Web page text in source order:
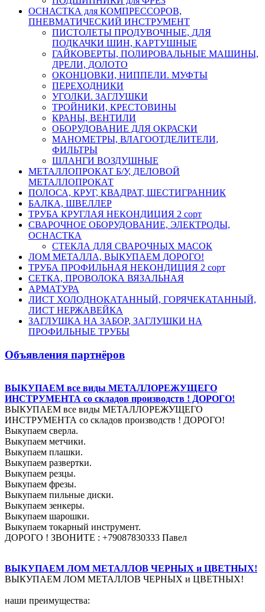
ОСНАСТКА для КОМПРЕССОРОВ,
ПНЕВМАТИЧЕСКИЙ ИНСТРУМЕНТ
ПИСТОЛЕТЫ ПРОДУВОЧНЫЕ, ДЛЯ
ПОДКАЧКИ ШИН, КАРТУШНЫЕ
ГАЙКОВЕРТЫ, ПОЛИРОВАЛЬНЫЕ МАШИНЫ,
ДРЕЛИ, ДОЛОТО
ОКОНЦОВКИ, НИППЕЛИ. МУФТЫ
ПЕРЕХОДНИКИ
УГОЛКИ. ЗАГЛУШКИ
ТРОЙНИКИ, КРЕСТОВИНЫ
КРАНЫ, ВЕНТИЛИ
ОБОРУДОВАНИЕ ДЛЯ ОКРАСКИ
МАНОМЕТРЫ, ВЛАГООТДЕЛИТЕЛИ,
ФИЛЬТРЫ
ШЛАНГИ ВОЗДУШНЫЕ
МЕТАЛЛОПРОКАТ Б/У, ДЕЛОВОЙ
МЕТАЛЛОПРОКАТ
ПОЛОСА, КРУГ, КВАДРАТ, ШЕСТИГРАННИК
БАЛКА, ШВЕЛЛЕР
ТРУБА КРУГЛАЯ НЕКОНДИЦИЯ 2 сорт
СВАРОЧНОЕ ОБОРУДОВАНИЕ, ЭЛЕКТРОДЫ,
ОСНАСТКА
СТЕКЛА ДЛЯ СВАРОЧНЫХ МАСОК
ЛОМ МЕТАЛЛА, ВЫКУПАЕМ ДОРОГО!
ТРУБА ПРОФИЛЬНАЯ НЕКОНДИЦИЯ 2 сорт
СЕТКА, ПРОВОЛОКА ВЯЗАЛЬНАЯ
АРМАТУРА
ЛИСТ ХОЛОДНОКАТАННЫЙ, ГОРЯЧЕКАТАННЫЙ,
ЛИСТ НЕРЖАВЕЙКА
ЗАГЛУШКА НА ЗАБОР, ЗАГЛУШКИ НА
ПРОФИЛЬНЫЕ ТРУБЫ
Объявления партнёров
ВЫКУПАЕМ все виды МЕТАЛЛОРЕЖУЩЕГО
ИНСТРУМЕНТА со складов производств ! ДОРОГО!
ВЫКУПАЕМ все виды МЕТАЛЛОРЕЖУЩЕГО
ИНСТРУМЕНТА со складов производств ! ДОРОГО!
Выкупаем сверла.
Выкупаем метчики.
Выкупаем плашки.
Выкупаем развертки.
Выкупаем резцы.
Выкупаем фрезы.
Выкупаем пильные диски.
Выкупаем зенкеры.
Выкупаем шарошки.
Выкупаем токарный инструмент.
ДОРОГО ! ЗВОНИТЕ : +79087830333 Павел
ВЫКУПАЕМ ЛОМ МЕТАЛЛОВ ЧЕРНЫХ и ЦВЕТНЫХ!
ВЫКУПАЕМ ЛОМ МЕТАЛЛОВ ЧЕРНЫХ и ЦВЕТНЫХ!
наши преимущества: